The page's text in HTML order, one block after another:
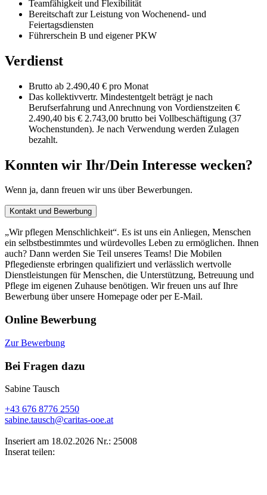
Teamfähigkeit und Flexibilität
Bereitschaft zur Leistung von Wochenend- und
Feiertagsdiensten
Führerschein B und eigener PKW
Verdienst
Brutto ab 2.490,40 € pro Monat
Das kollektivvertr. Mindestentgelt beträgt je nach
Berufserfahrung und Anrechnung von Vordienstzeiten €
2.490,40 bis € 2.743,00 brutto bei Vollbeschäftigung (37
Wochenstunden). Je nach Verwendung werden Zulagen
bezahlt.
Konnten wir Ihr/Dein Interesse wecken?
Wenn ja, dann freuen wir uns über Bewerbungen.
Kontakt und Bewerbung
„Wir pflegen Menschlichkeit“. Es ist uns ein Anliegen, Menschen
ein selbstbestimmtes und würdevolles Leben zu ermöglichen. Ihnen
auch? Dann werden Sie Teil unseres Teams! Die Mobilen
Pflegedienste erbringen qualifiziert und verlässlich wertvolle
Dienstleistungen für Menschen, die Unterstützung, Betreuung und
Pflege im eigenen Zuhause benötigen. Wir freuen uns auf Ihre
Bewerbung über unsere Homepage oder per E-Mail.
Online Bewerbung
Zur Bewerbung
Bei Fragen dazu
Sabine Tausch
+43 676 8776 2550
sabine.tausch@caritas-ooe.at
Inseriert am 18.02.2026 Nr.: 25008
Inserat teilen: